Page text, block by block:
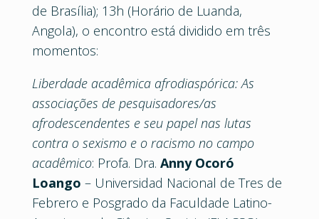
de Brasília); 13h (Horário de Luanda,
Angola), o encontro está dividido em três
momentos:
Liberdade acadêmica afrodiaspórica: As
associações de pesquisadores/as
afrodescendentes e seu papel nas lutas
contra o sexismo e o racismo no campo
acadêmico: Profa. Dra. Anny Ocoró
Loango – Universidad Nacional de Tres de
Febrero e Posgrado da Faculdade Latino-